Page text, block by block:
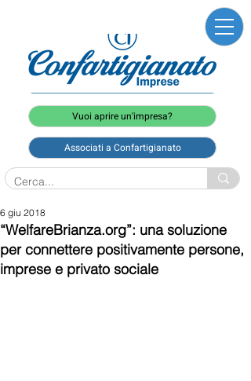
Vuoi aprire un'impresa?
Associati a Confartigianato
“WelfareBrianza.org”: una soluzione
per connettere positivamente persone,
imprese e privato sociale
6 giu 2018